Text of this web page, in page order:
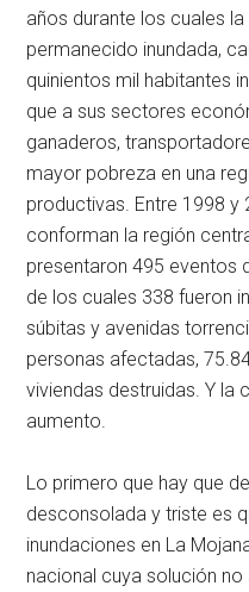
años durante los cuales
permanecido inundada,
quinientos mil habitantes
que a sus sectores
ganaderos,
mayor pobreza en una
productivas. Entre 1998 y
conforman la región
presentaron 495 eventos
de los cuales 338 fueron
súbitas y avenidas
personas afectadas,
viviendas destruidas. Y la
aumento.
Lo primero que hay que
desconsolada y triste es
inundaciones en La
nacional cuya solución